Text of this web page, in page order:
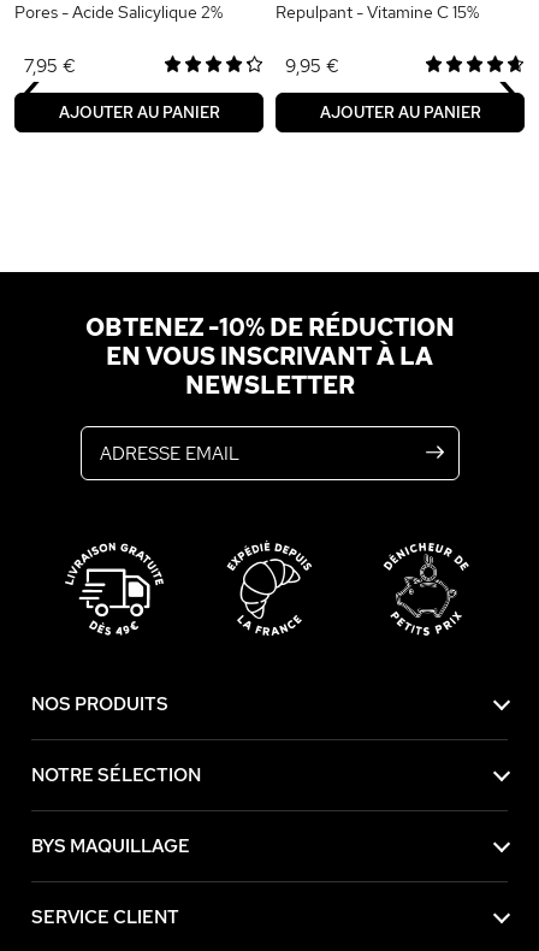
Pores - Acide Salicylique 2%
7,95 €
AJOUTER AU PANIER
Repulpant - Vitamine C 15%
9,95 €
AJOUTER AU PANIER
‹ ›
OBTENEZ -10% DE RÉDUCTION
EN VOUS INSCRIVANT À LA
NEWSLETTER
NOS PRODUITS
NOTRE SÉLECTION
BYS MAQUILLAGE
SERVICE CLIENT